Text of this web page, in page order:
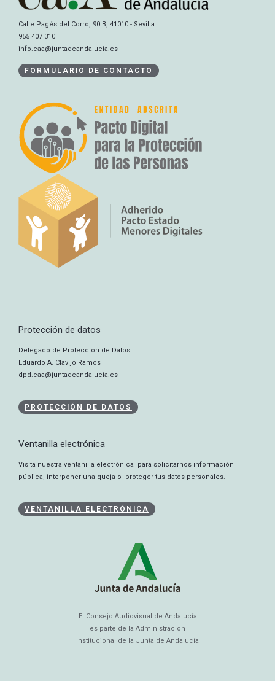
Calle Pagés del Corro, 90 B, 41010 - Sevilla
955 407 310
info.caa@juntadeandalucia.es
FORMULARIO DE CONTACTO
Protección de datos
Delegado de Protección de Datos
Eduardo A. Clavijo Ramos
dpd.caa@juntadeandalucia.es
PROTECCIÓN DE DATOS
Ventanilla electrónica
Visita nuestra ventanilla electrónica para solicitarnos información
pública, interponer una queja o proteger tus datos personales.
VENTANILLA ELECTRÓNICA
El Consejo Audiovisual de Andalucía
es parte de la Administración
Institucional de la Junta de Andalucía